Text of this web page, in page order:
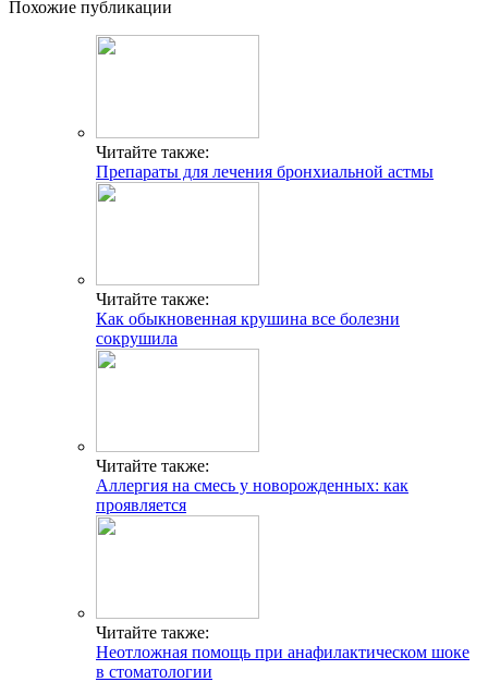
Похожие публикации
Читайте также:
Препараты для лечения бронхиальной астмы
Читайте также:
Как обыкновенная крушина все болезни
сокрушила
Читайте также:
Аллергия на смесь у новорожденных: как
проявляется
Читайте также:
Неотложная помощь при анафилактическом шоке
в стоматологии